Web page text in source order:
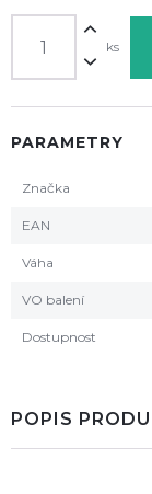
ks
PARAMETRY
Značka
EAN
Váha
VO balení
Dostupnost
POPIS